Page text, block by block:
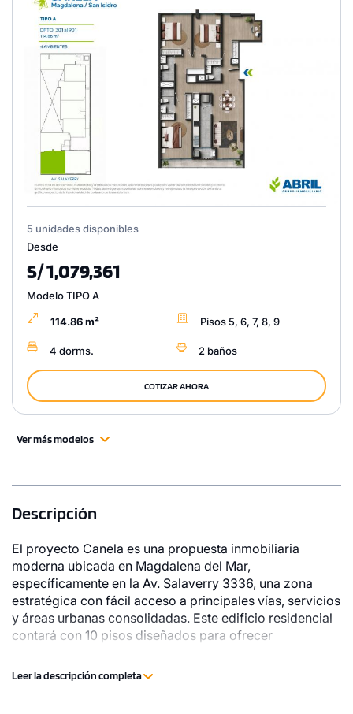
5 unidades disponibles
Desde
S/ 1,079,361
Modelo TIPO A
114.86 m² Pisos 5, 6, 7, 8, 9
4 dorms. 2 baños
COTIZAR AHORA
Ver más modelos
Descripción
El proyecto Canela es una propuesta inmobiliaria
moderna ubicada en Magdalena del Mar,
específicamente en la Av. Salaverry 3336, una zona
estratégica con fácil acceso a principales vías, servicios
y áreas urbanas consolidadas. Este edificio residencial
contará con 10 pisos diseñados para ofrecer
contemporáneo. Canela busca convertirse en una
un entorno céntrico como para quienes buscan una
Leer la descripción completa